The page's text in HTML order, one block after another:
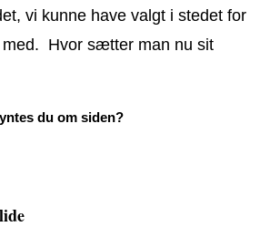
vi kunne have valgt i stedet for
Hvor sætter man nu sit